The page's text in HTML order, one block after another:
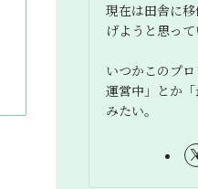
現在は田舎に
げようと思って
いつかこのプ
運営中」とか
みたい。